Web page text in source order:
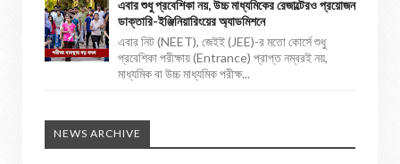
এবার শুধু প্রবেশিকা নয়, উচ্চ মাধ্যমিকের রেজাল্টেরও প্রয়োজন
ডাক্তারি-ইঞ্জিনিয়ারিংয়ের অ্যাডমিশনে
এবার নিট (NEET), জেইই (JEE)-র মতো কোর্সে শুধু
প্রবেশিকা পরীক্ষায় (Entrance) প্রাপ্ত নম্বরই নয়,
মাধ্যমিক বা উচ্চ মাধ্যমিক পরীক্ষ...
NEWS ARCHIVE